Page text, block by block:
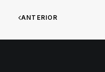
ANTERIOR